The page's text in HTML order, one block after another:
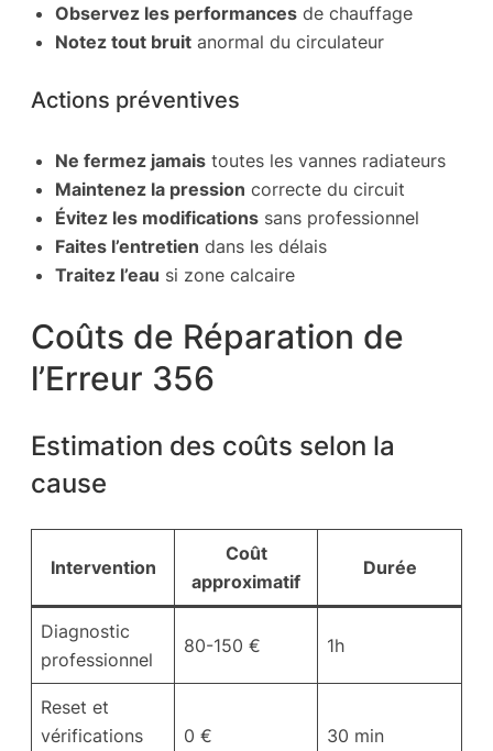
Observez les performances de chauffage
Notez tout bruit anormal du circulateur
Actions préventives
Ne fermez jamais toutes les vannes radiateurs
Maintenez la pression correcte du circuit
Évitez les modifications sans professionnel
Faites l’entretien dans les délais
Traitez l’eau si zone calcaire
Coûts de Réparation de
l’Erreur 356
Estimation des coûts selon la
cause
Intervention
Coût
approximatif
Durée
Diagnostic
professionnel
80-150 € 1h
Reset et
vérifications
0 € 30 min